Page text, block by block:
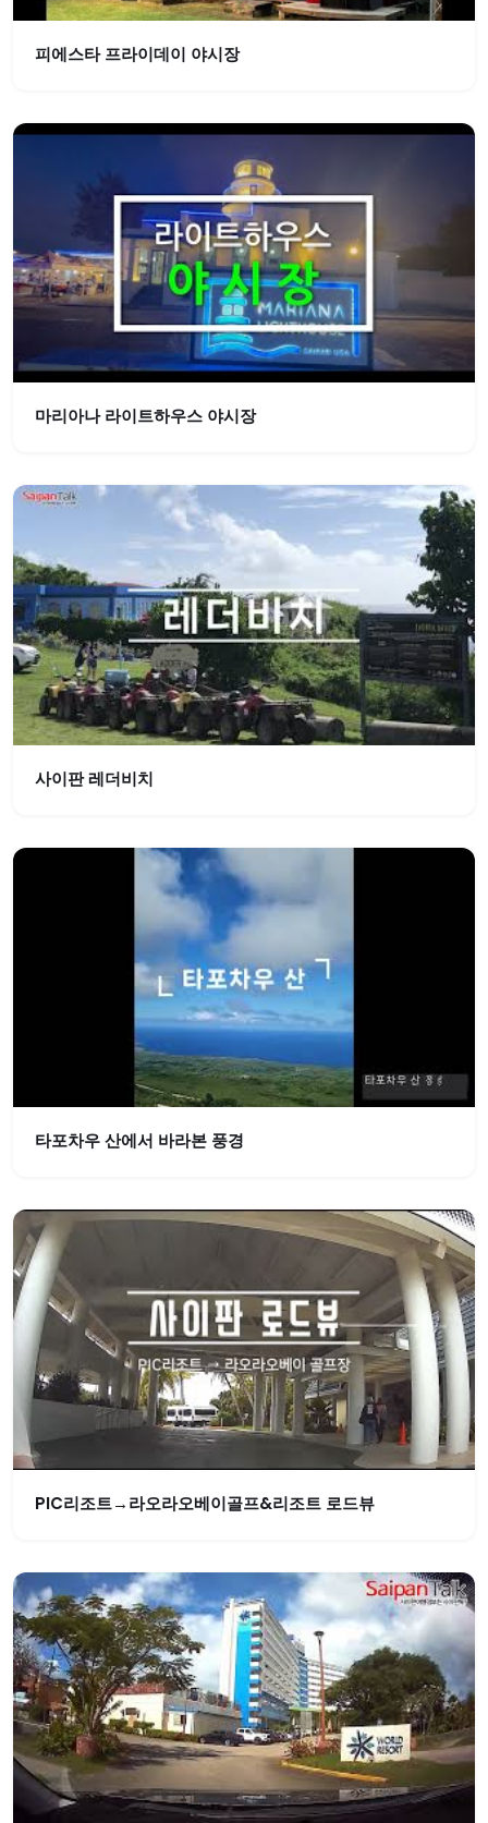
피에스타 프라이데이 야시장
마리아나 라이트하우스 야시장
사이판 레더비치
타포차우 산에서 바라본 풍경
PIC리조트→라오라오베이골프&리조트 로드뷰